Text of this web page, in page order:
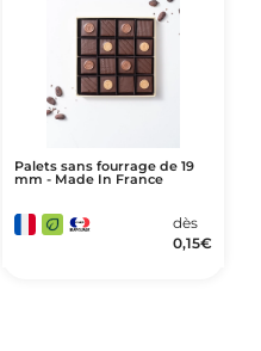
Palets sans fourrage de 19
mm - Made In France
dès
0,15€